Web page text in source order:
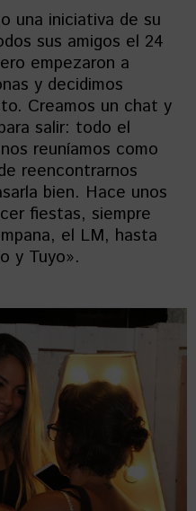
una iniciativa de su
sus amigos el 24
empezaron a
y decidimos
Creamos un chat y
salir: todo el
reuníamos como
reencontrarnos
bien. Hace unos
fiestas, siempre
el LM, hasta
y Tuyo».